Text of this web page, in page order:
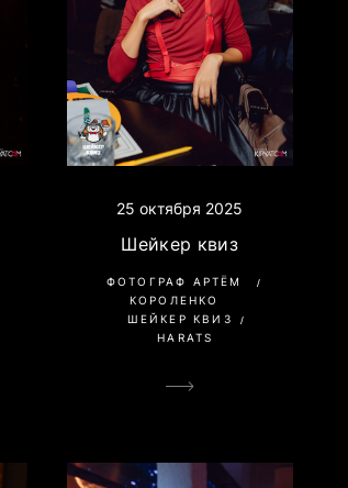
25 октября 2025
Шейкер квиз
ФОТОГРАФ АРТЁМ
КОРОЛЕНКО
ШЕЙКЕР КВИЗ
HARATS